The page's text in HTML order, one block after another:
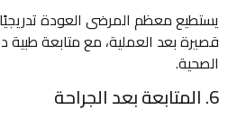
يستطيع معظم المرضى العودة
قصيرة بعد العملية، مع متابعة طبية
الصحية.
6. المتابعة بعد الجراحة